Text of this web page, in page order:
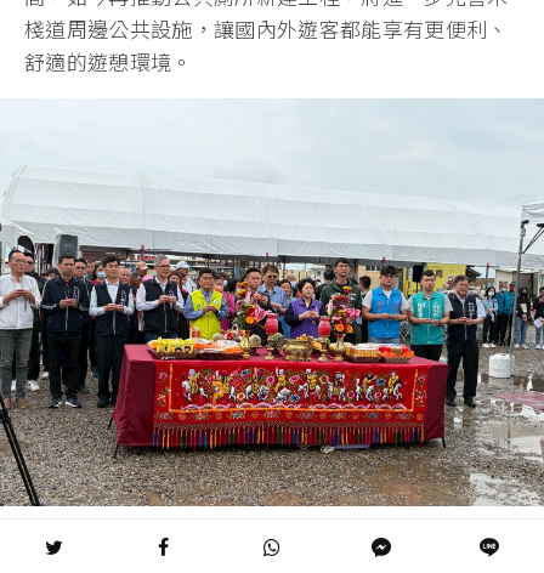
棧道周邊公共設施，讓國內外遊客都能享有更便利、
舒適的遊憩環境。
林育鴻副秘書長率領大家一同虔誠祭拜。圖/台中市政府經發局提
供